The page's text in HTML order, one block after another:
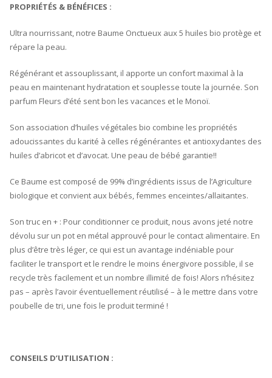
PROPRIÉTÉS & BÉNÉFICES :
Ultra nourrissant, notre Baume Onctueux aux 5 huiles bio protège et
répare la peau.
Régénérant et assouplissant, il apporte un confort maximal à la
peau en maintenant hydratation et souplesse toute la journée. Son
parfum Fleurs d’été sent bon les vacances et le Monoï.
Son association d’huiles végétales bio combine les propriétés
adoucissantes du karité à celles régénérantes et antioxydantes des
huiles d’abricot et d’avocat. Une peau de bébé garantie!!
Ce Baume est composé de 99% d’ingrédients issus de l’Agriculture
biologique et convient aux bébés, femmes enceintes/allaitantes.
Son truc en + : Pour conditionner ce produit, nous avons jeté notre
dévolu sur un pot en métal approuvé pour le contact alimentaire. En
plus d’être très léger, ce qui est un avantage indéniable pour
faciliter le transport et le rendre le moins énergivore possible, il se
recycle très facilement et un nombre illimité de fois! Alors n’hésitez
pas – après l’avoir éventuellement réutilisé – à le mettre dans votre
poubelle de tri, une fois le produit terminé !
CONSEILS D’UTILISATION :